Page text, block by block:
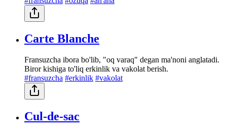
Carte Blanche
Fransuzcha ibora bo'lib, "oq varaq" degan ma'noni anglatadi.
Biror kishiga to'liq erkinlik va vakolat berish.
#fransuzcha #erkinlik #vakolat
Cul-de-sac